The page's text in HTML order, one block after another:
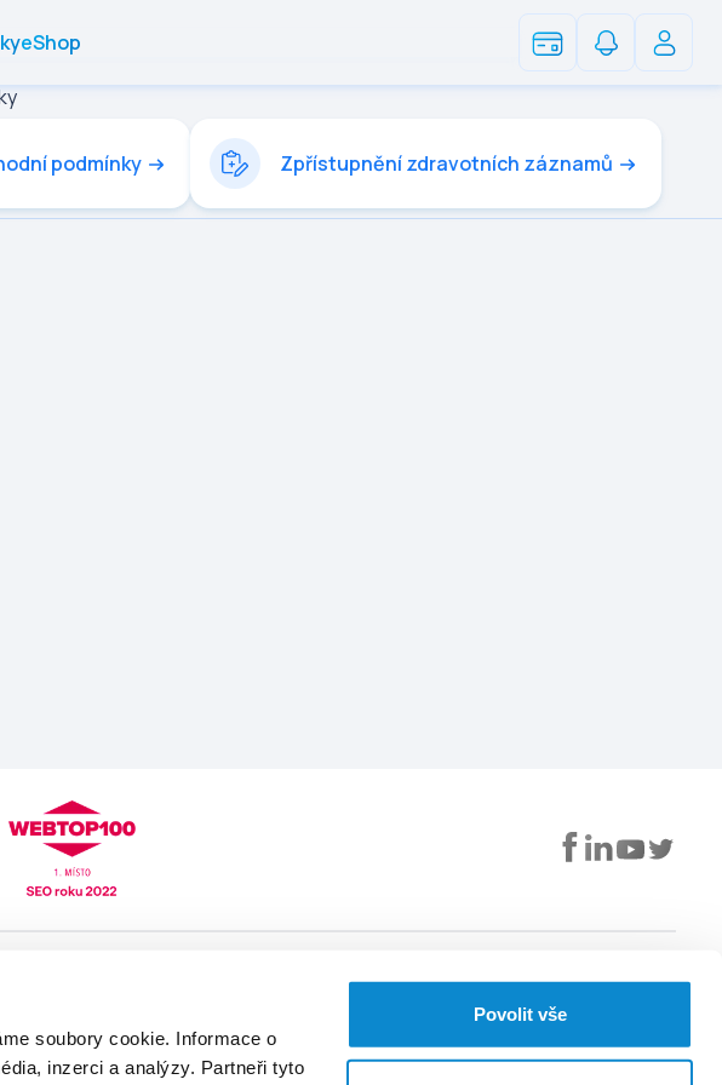
soubory cookie. Informace o
inzerci a analýzy. Partneři tyto
Povolit vše
eShop
podmínky Zpřístupnění zdravotních záznamů
Mé léky
Zdravotní profil
Užitečné
Kalendář
Aplikace EUC
chodit za lékařem, když
se chcete objednat.